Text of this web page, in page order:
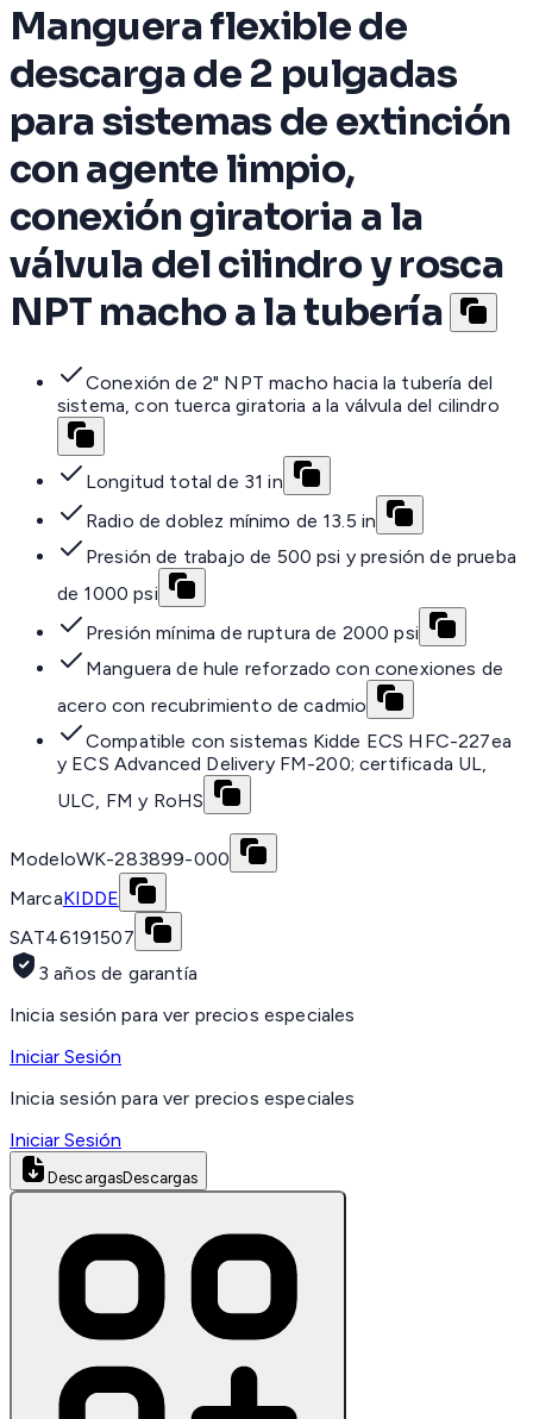
Manguera flexible de
descarga de 2 pulgadas
para sistemas de extinción
con agente limpio,
conexión giratoria a la
válvula del cilindro y rosca
NPT macho a la tubería
Conexión de 2" NPT macho hacia la tubería del
sistema, con tuerca giratoria a la válvula del cilindro
Longitud total de 31 in
Radio de doblez mínimo de 13.5 in
Presión de trabajo de 500 psi y presión de prueba
de 1000 psi
Presión mínima de ruptura de 2000 psi
Manguera de hule reforzado con conexiones de
acero con recubrimiento de cadmio
Compatible con sistemas Kidde ECS HFC-227ea
y ECS Advanced Delivery FM-200; certificada UL,
ULC, FM y RoHS
ModeloWK-283899-000
MarcaKIDDE
SAT46191507
3 años de garantía
Inicia sesión para ver precios especiales
Iniciar Sesión
Inicia sesión para ver precios especiales
Iniciar Sesión
DescargasDescargas